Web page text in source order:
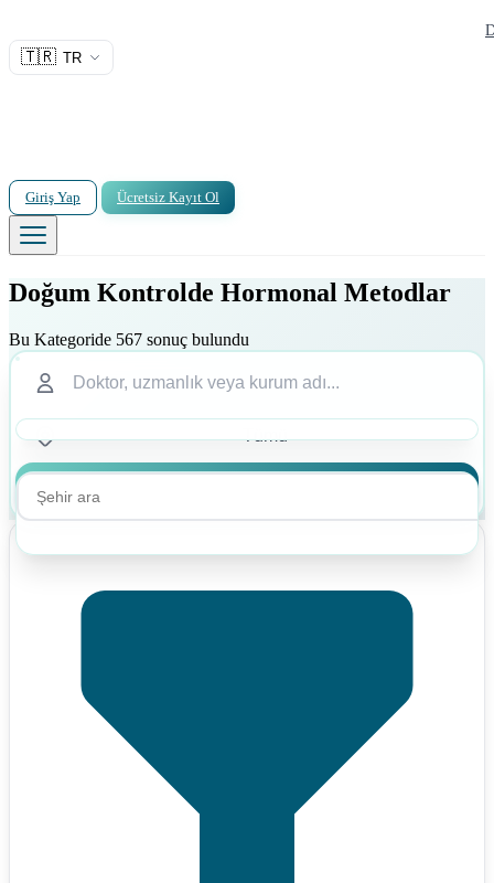
🇹🇷 TR
Giriş Yap Ücretsiz Kayıt Ol
Doğum Kontrolde Hormonal Metodlar
Bu Kategoride 567 sonuç bulundu